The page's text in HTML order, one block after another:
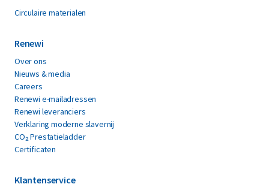
Circulaire materialen
Renewi
Over ons
Nieuws & media
Careers
Renewi e-mailadressen
Renewi leveranciers
Verklaring moderne slavernij
CO₂ Prestatieladder
Certificaten
Klantenservice